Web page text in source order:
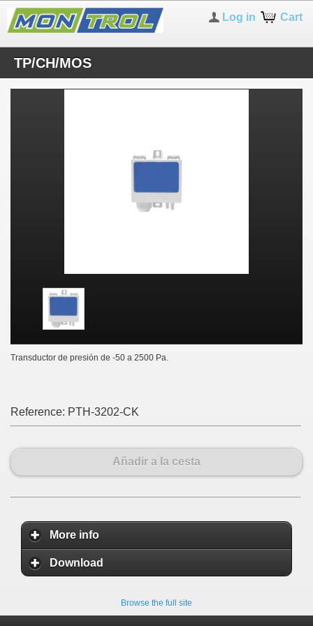
Cart
Log in
TP/CH/MOS
Transductor de presión de -50 a 2500 Pa.
Reference: PTH-3202-CK
Añadir a la cesta
More info
Download
Browse the full site